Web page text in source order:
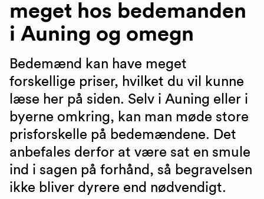
meget hos bedemanden
i Auning og omegn
Bedemænd kan have meget
forskellige priser, hvilket du vil kunne
læse her på siden. Selv i Auning eller i
byerne omkring, kan man møde store
prisforskelle på bedemændene. Det
anbefales derfor at være sat en smule
ind i sagen på forhånd, så begravelsen
ikke bliver dyrere end nødvendigt.